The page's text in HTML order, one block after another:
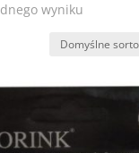
wyniku